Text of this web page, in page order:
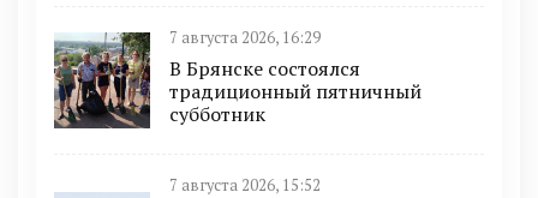
7 августа 2026, 16:29
В Брянске состоялся
традиционный пятничный
субботник
7 августа 2026, 15:52